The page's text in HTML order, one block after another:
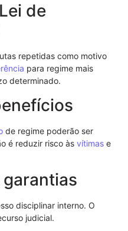
de
repetidas como motivo
para regime mais
determinado.
de regime poderão ser
é reduzir risco às vítimas e
disciplinar interno. O
judicial.